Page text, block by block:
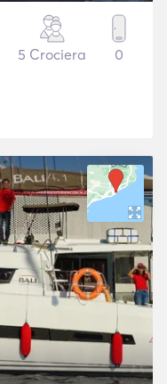
5 Crociera 0